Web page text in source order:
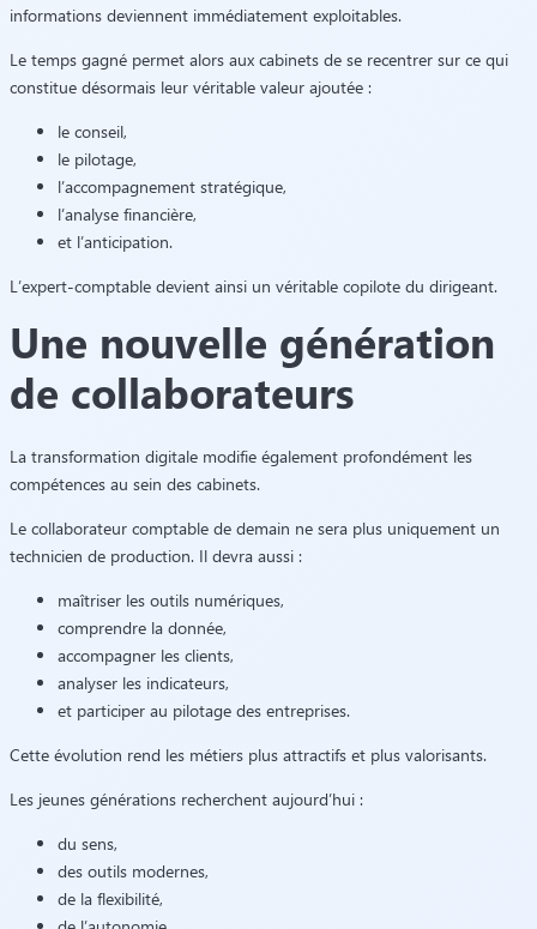
informations deviennent immédiatement exploitables.
Le temps gagné permet alors aux cabinets de se recentrer sur ce qui
constitue désormais leur véritable valeur ajoutée :
le conseil,
le pilotage,
l’accompagnement stratégique,
l’analyse financière,
et l’anticipation.
L’expert-comptable devient ainsi un véritable copilote du dirigeant.
Une nouvelle génération
de collaborateurs
La transformation digitale modifie également profondément les
compétences au sein des cabinets.
Le collaborateur comptable de demain ne sera plus uniquement un
technicien de production. Il devra aussi :
maîtriser les outils numériques,
comprendre la donnée,
accompagner les clients,
analyser les indicateurs,
et participer au pilotage des entreprises.
Cette évolution rend les métiers plus attractifs et plus valorisants.
Les jeunes générations recherchent aujourd’hui :
du sens,
des outils modernes,
de la flexibilité,